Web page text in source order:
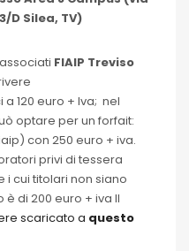
D Silea, TV)
FIAIP Treviso
120 euro + Iva; nel
optare per un forfait:
con 250 euro + iva.
privi di tessera
i cui titolari non siano
è di 200 euro + iva Il
scaricato a questo